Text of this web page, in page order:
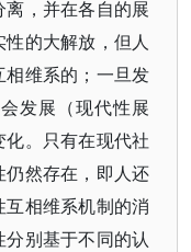
，并在各自的展
的大解放，但人
维系的；一旦发
发展（现代性展
。只有在现代社
然存在，即人还
相维系机制的消
别基于不同的认